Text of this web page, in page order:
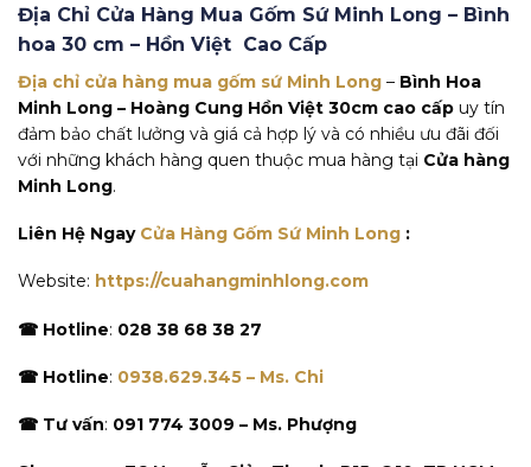
Địa Chỉ Cửa Hàng Mua Gốm Sứ Minh Long – Bình
hoa 30 cm – Hồn Việt Cao Cấp
Địa chỉ cửa hàng mua gốm sứ Minh Long – Bình Hoa
Minh Long – Hoàng Cung Hồn Việt 30cm cao cấp uy tín
đảm bảo chất lưởng và giá cả hợp lý và có nhiều ưu đãi đối
với những khách hàng quen thuộc mua hàng tại Cửa hàng
Minh Long.
Liên Hệ Ngay Cửa Hàng Gốm Sứ Minh Long :
Website: https://cuahangminhlong.com
☎ Hotline: 028 38 68 38 27
☎ Hotline: 0938.629.345 – Ms. Chi
☎ Tư vấn: 091 774 3009 – Ms. Phượng